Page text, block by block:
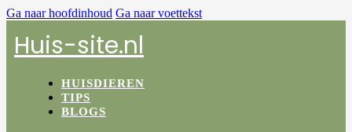
Ga naar hoofdinhoud Ga naar voettekst
Huis-site.nl
HUISDIEREN
TIPS
BLOGS